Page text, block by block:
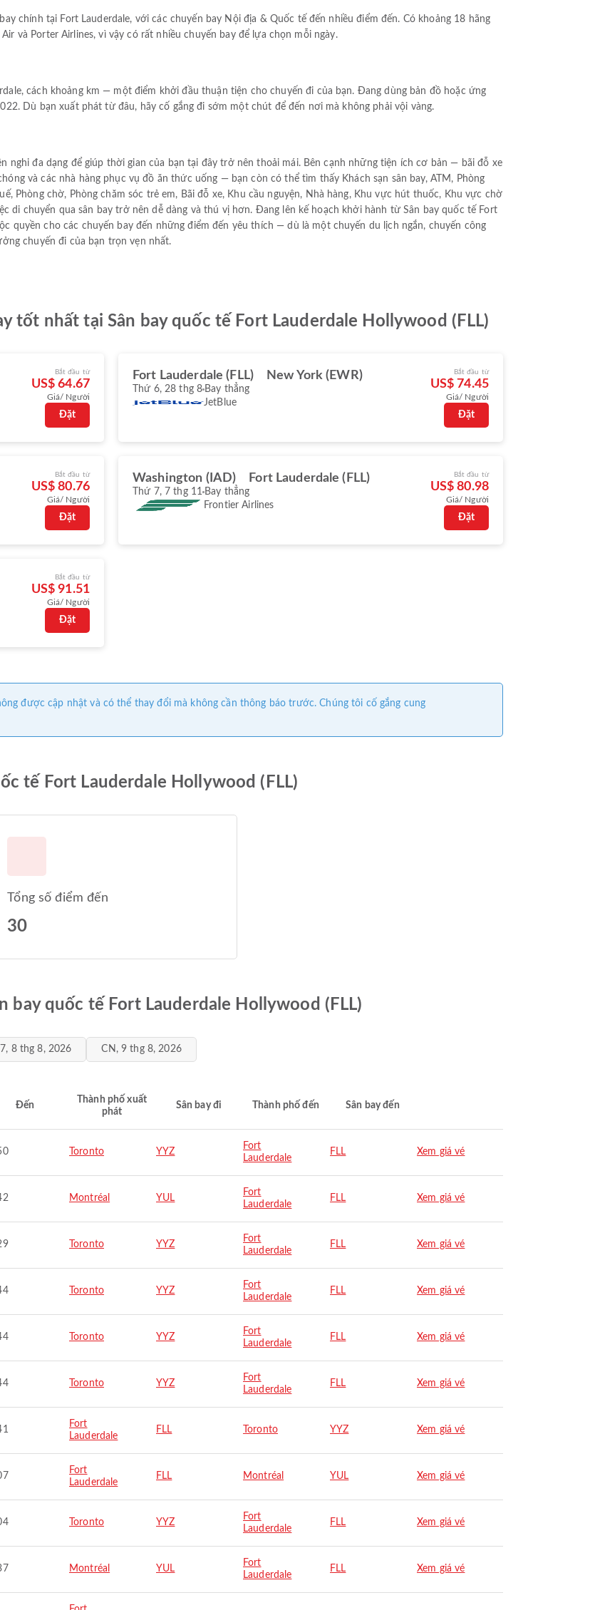
chính tại Fort Lauderdale, với các chuyến bay Nội địa & Quốc tế đến nhiều điểm đến. Có khoảng 18 hãng
và Porter Airlines, vì vậy có rất nhiều chuyến bay để lựa chọn mỗi ngày.
cách khoảng km — một điểm khởi đầu thuận tiện cho chuyến đi của bạn. Đang dùng bản đồ hoặc ứng
Dù bạn xuất phát từ đâu, hãy cố gắng đi sớm một chút để đến nơi mà không phải vội vàng.
nghi đa dạng để giúp thời gian của bạn tại đây trở nên thoải mái. Bên cạnh những tiện ích cơ bản — bãi đỗ xe
và các nhà hàng phục vụ đồ ăn thức uống — bạn còn có thể tìm thấy Khách sạn sân bay, ATM, Phòng
Phòng chờ, Phòng chăm sóc trẻ em, Bãi đỗ xe, Khu cầu nguyện, Nhà hàng, Khu vực hút thuốc, Khu vực chờ
di chuyển qua sân bay trở nên dễ dàng và thú vị hơn. Đang lên kế hoạch khởi hành từ Sân bay quốc tế Fort
quyền cho các chuyến bay đến những điểm đến yêu thích — dù là một chuyến du lịch ngắn, chuyến công
chuyến đi của bạn trọn vẹn nhất.
tốt nhất tại Sân bay quốc tế Fort Lauderdale Hollywood (FLL)
Bắt đầu từ
US$ 64.67
Giá/ Người
Đặt
Fort Lauderdale (FLL) New York (EWR)
Thứ 6, 28 thg 8 Bay thẳng
JetBlue
Bắt đầu từ
US$ 74.45
Giá/ Người
Đặt
Bắt đầu từ
US$ 80.76
Giá/ Người
Đặt
Washington (IAD) Fort Lauderdale (FLL)
Thứ 7, 7 thg 11 Bay thẳng
Frontier Airlines
Bắt đầu từ
US$ 80.98
Giá/ Người
Đặt
Bắt đầu từ
US$ 91.51
Giá/ Người
Đặt
được cập nhật và có thể thay đổi mà không cần thông báo trước. Chúng tôi cố gắng cung
tế Fort Lauderdale Hollywood (FLL)
Tổng số điểm đến
30
bay quốc tế Fort Lauderdale Hollywood (FLL)
7, 8 thg 8, 2026 CN, 9 thg 8, 2026
Đến
Thành phố xuất
phát
Sân bay đi Thành phố đến Sân bay đến
Toronto YYZ
Fort
Lauderdale
FLL Xem giá vé
Montréal YUL
Fort
Lauderdale
FLL Xem giá vé
Toronto YYZ
Fort
Lauderdale
FLL Xem giá vé
Toronto YYZ
Fort
Lauderdale
FLL Xem giá vé
Toronto YYZ
Fort
Lauderdale
FLL Xem giá vé
Toronto YYZ
Fort
Lauderdale
FLL Xem giá vé
Fort
Lauderdale
FLL Toronto YYZ Xem giá vé
Fort
Lauderdale
FLL Montréal YUL Xem giá vé
Toronto YYZ
Fort
Lauderdale
FLL Xem giá vé
Montréal YUL
Fort
Lauderdale
FLL Xem giá vé